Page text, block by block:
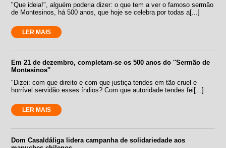
"Que ideia!", alguém poderia dizer: o que tem a ver o famoso sermão
de Montesinos, há 500 anos, que hoje se celebra por todas a[...]
LER MAIS
Em 21 de dezembro, completam-se os 500 anos do ''Sermão de
Montesinos''
"Dizei: com que direito e com que justiça tendes em tão cruel e
horrível servidão esses índios? Com que autoridade tendes fei[...]
LER MAIS
Dom Casaldáliga lidera campanha de solidariedade aos